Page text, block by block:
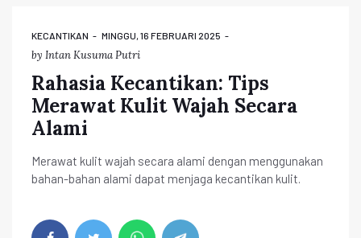
KECANTIKAN MINGGU, 16 FEBRUARI 2025
by Intan Kusuma Putri
Rahasia Kecantikan: Tips
Merawat Kulit Wajah Secara
Alami
Merawat kulit wajah secara alami dengan menggunakan
bahan-bahan alami dapat menjaga kecantikan kulit.